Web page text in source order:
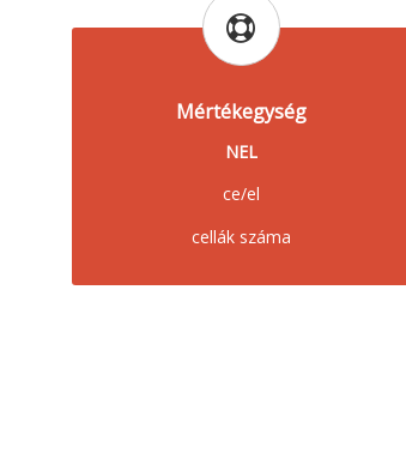
Mértékegység
NEL
ce/el
cellák száma